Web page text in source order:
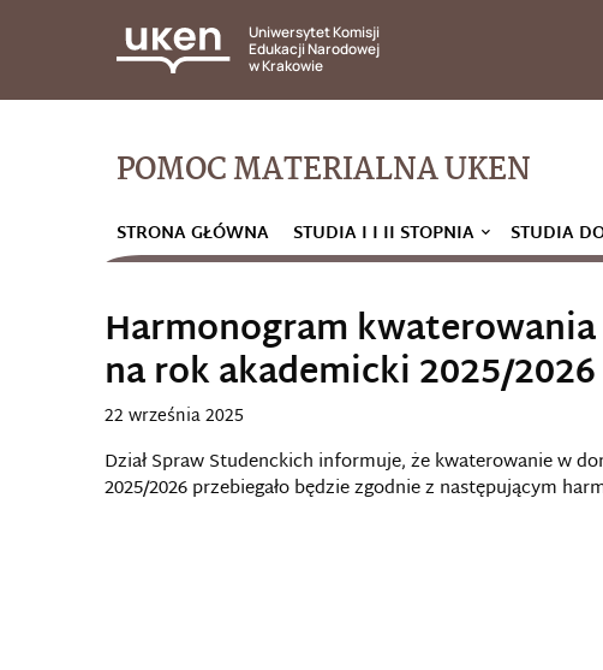
Uniwersytet Komisji
Edukacji Narodowej
w Krakowie
POMOC MATERIALNA UKEN
STRONA GŁÓWNA STUDIA I I II STOPNIA STUDIA
Harmonogram
na rok akademicki 2025/2026
22 września 2025
Dział Spraw Studenckich informuje, że kwaterowanie w
2025/2026 przebiegało będzie zgodnie z następującym